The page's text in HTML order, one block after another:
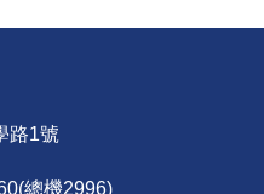
路1號
總機2996)